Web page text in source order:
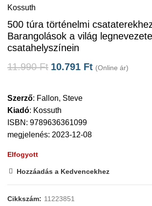
Kossuth
500 túra történelmi
Barangolások a világ
csatahelyszínein
11.990Ft 10.791 Ft (Online ár)
Szerző: Fallon, Steve
Kiadó: Kossuth
ISBN: 9789636361099
megjelenés: 2023-12-08
Elfogyott
Hozzáadás a Kedvencekhez
Cikkszám: 11223851